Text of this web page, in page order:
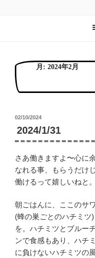
月: 2024年2月
投
稿
日:
02/10/2024
2024/1/31
さあ働きますよ〜心に
なれる事、もらうだけ
働けるって嬉しいねと。
朝ごはんに、ここのサ
(蜂の巣ごとのハチミツ
を。ハチミツとブルー
ンで食感もあり、ハチ
に負けないハチミツの